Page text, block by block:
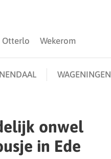
Otterlo Wekerom
WAGENINGEN
onwel
in Ede